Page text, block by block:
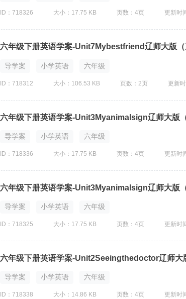
ID：718326 大小：17.75 KB 页数：4页 更新时
六年级下册英语学案-Unit7Mybestfriend辽师大版（
导学案 小学英语 六年级
ID：718312 大小：106.53 KB 页数：2页 更新
六年级下册英语学案-Unit3Myanimalsign辽师大版
导学案 小学英语 六年级
ID：718336 大小：17.75 KB 页数：4页 更新时
六年级下册英语学案-Unit3Myanimalsign辽师大版（
导学案 小学英语 六年级
ID：718325 大小：17.75 KB 页数：4页 更新时
六年级下册英语学案-Unit2Seeingthedoctor辽师大
导学案 小学英语 六年级
ID：718338 大小：14.86 KB 页数：4页 更新时